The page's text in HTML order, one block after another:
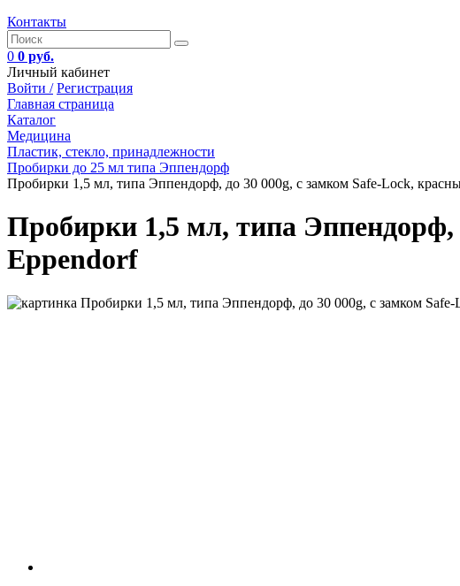
Контакты
0 0 руб.
Личный кабинет
Войти / Регистрация
Главная страница
Каталог
Медицина
Пластик, стекло, принадлежности
Пробирки до 25 мл типа Эппендорф
Пробирки 1,5 мл, типа Эппендорф, до 30 000g, с замком Safe-Lock,
Пробирки 1,5 мл, типа Эппендорф,
Eppendorf